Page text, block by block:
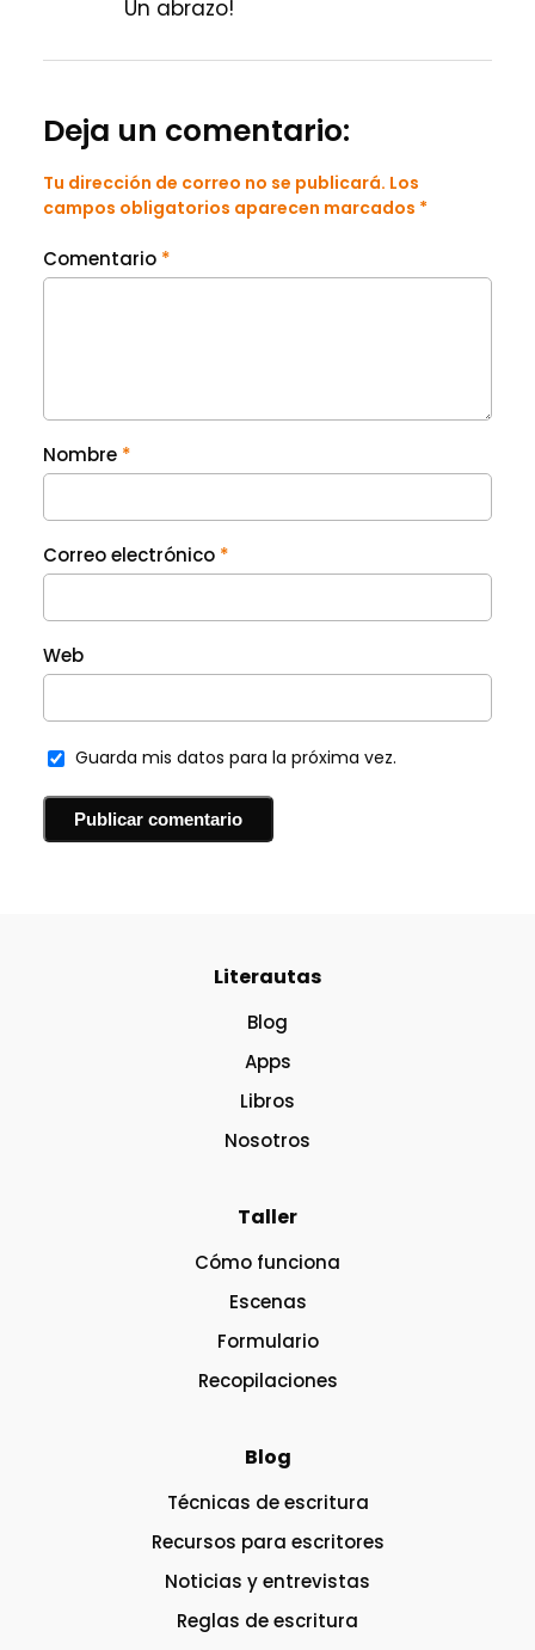
Un abrazo!
Deja un comentario:
Tu dirección de correo no se publicará. Los
campos obligatorios aparecen marcados *
Comentario *
Nombre *
Correo electrónico *
Web
Guarda mis datos para la próxima vez.
Literautas
Blog
Apps
Libros
Nosotros
Taller
Cómo funciona
Escenas
Formulario
Recopilaciones
Blog
Técnicas de escritura
Recursos para escritores
Noticias y entrevistas
Reglas de escritura